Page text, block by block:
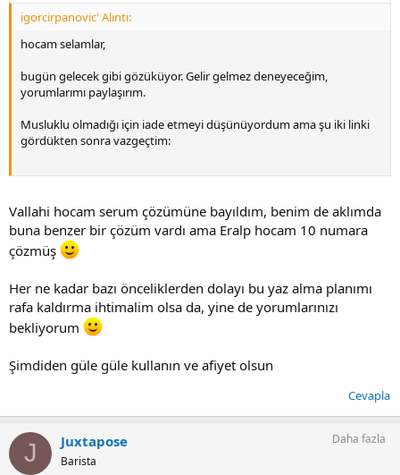
igorcirpanovic' Alıntı:
hocam selamlar,
bugün gelecek gibi gözüküyor. Gelir gelmez deneyeceğim,
yorumlarımı paylaşırım.
Musluklu olmadığı için iade etmeyi düşünüyordum ama şu iki linki
gördükten sonra vazgeçtim:
around the world. Get to know the intricacies of coffee and up your
coffee game.
www.dailyespresso.co.uk
https://alternativebrewing.com.au/products/hario-drop-water-
dripper(overview kısmına bakabilirsiniz)
Hem fiyatı uygun, hem de akış hızının kendiliğinden ayarlanmış
olma sebebinin en ideal akış hızı olması gibi gözüküyor. Yani aslında
hario, ideal akış hızını bu şekilde tutarak, aroma ve çıktıyı en uygun
Eğer akıştan memnun kalmazsam da;
Vallahi hocam serum çözümüne bayıldım, benim de aklımda
buna benzer bir çözüm vardı ama Eralp hocam 10 numara
çözmüş
Her ne kadar bazı önceliklerden dolayı bu yaz alma planımı
rafa kaldırma ihtimalim olsa da, yine de yorumlarınızı
bekliyorum
Şimdiden güle güle kullanın ve afiyet olsun
Cevapla
J Juxtapose
Barista
Daha fazla